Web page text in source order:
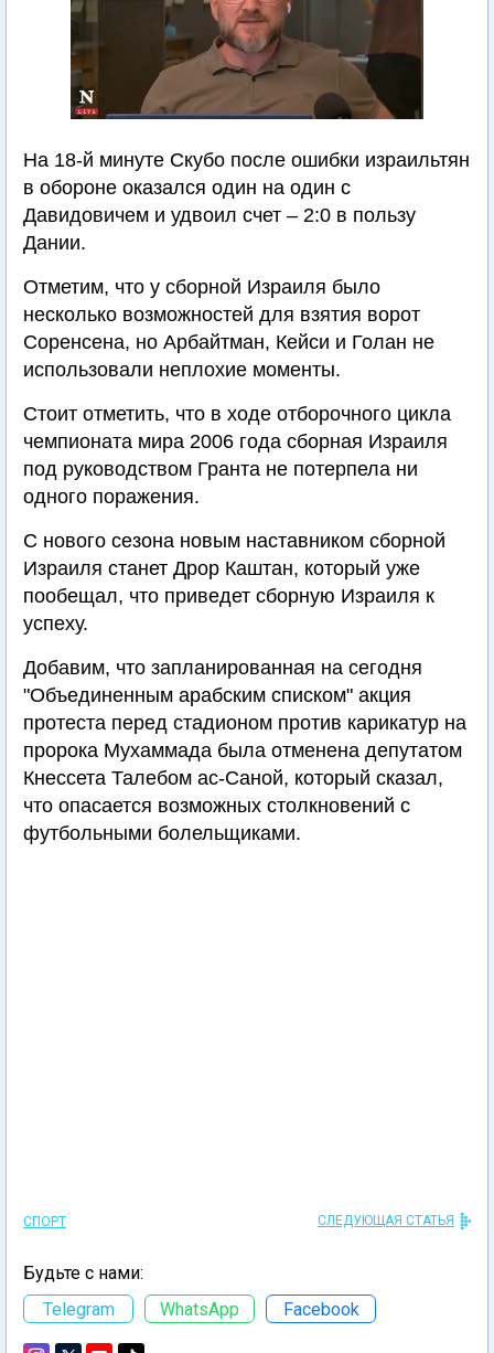
На 18-й минуте Скубо после ошибки израильтян
в обороне оказался один на один с
Давидовичем и удвоил счет – 2:0 в пользу
Дании.
Отметим, что у сборной Израиля было
несколько возможностей для взятия ворот
Соренсена, но Арбайтман, Кейси и Голан не
использовали неплохие моменты.
Стоит отметить, что в ходе отборочного цикла
чемпионата мира 2006 года сборная Израиля
под руководством Гранта не потерпела ни
одного поражения.
С нового сезона новым наставником сборной
Израиля станет Дрор Каштан, который уже
пообещал, что приведет сборную Израиля к
успеху.
Добавим, что запланированная на сегодня
"Объединенным арабским списком" акция
протеста перед стадионом против карикатур на
пророка Мухаммада была отменена депутатом
Кнессета Талебом ас-Саной, который сказал,
что опасается возможных столкновений с
футбольными болельщиками.
СПОРТ СЛЕДУЮЩАЯ СТАТЬЯ
Будьте с нами:
Telegram
WhatsApp Facebook